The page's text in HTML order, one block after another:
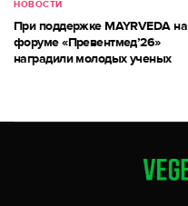
НОВОСТИ
При поддержке MAYRVEDA на
форуме «Превентмед’26»
наградили молодых ученых